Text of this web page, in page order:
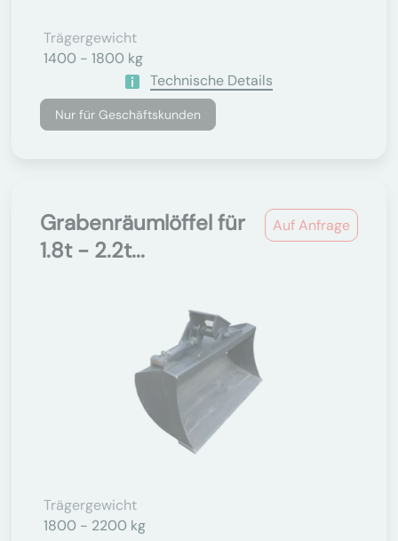
Trägergewicht
1400 - 1800 kg
Technische Details
Nur für Geschäftskunden
Auf Anfrage
Grabenräumlöffel für
1.8t - 2.2t...
Trägergewicht
1800 - 2200 kg